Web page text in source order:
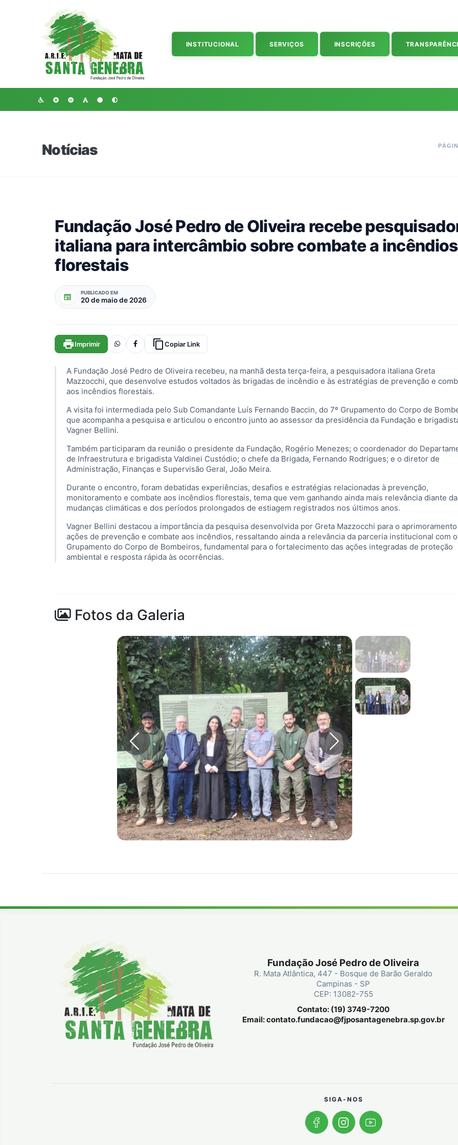
INSTITUCIONAL SERVIÇOS INSCRIÇÕES
Notícias
Fundação José Pedro de Oliveira recebe
italiana para intercâmbio sobre combate a incêndios
florestais
newspaper
PUBLICADO EM
20 de maio de 2026
print Imprimir content_copyCopiar Link
A Fundação José Pedro de Oliveira recebeu, na manhã desta terça-feira, a pesquisadora italiana Greta
Mazzocchi, que desenvolve estudos voltados às brigadas de incêndio e às estratégias de prevenção e
aos incêndios florestais.
A visita foi intermediada pelo Sub Comandante Luís Fernando Baccin, do 7º Grupamento do Corpo de
que acompanha a pesquisa e articulou o encontro junto ao assessor da presidência da Fundação e
Vagner Bellini.
Também participaram da reunião o presidente da Fundação, Rogério Menezes; o coordenador do
de Infraestrutura e brigadista Valdinei Custódio; o chefe da Brigada, Fernando Rodrigues; e o diretor de
Administração, Finanças e Supervisão Geral, João Meira.
Durante o encontro, foram debatidas experiências, desafios e estratégias relacionadas à prevenção,
monitoramento e combate aos incêndios florestais, tema que vem ganhando ainda mais relevância diante
mudanças climáticas e dos períodos prolongados de estiagem registrados nos últimos anos.
Vagner Bellini destacou a importância da pesquisa desenvolvida por Greta Mazzocchi para o aprimoramento
ações de prevenção e combate aos incêndios, ressaltando ainda a relevância da parceria institucional com o
Grupamento do Corpo de Bombeiros, fundamental para o fortalecimento das ações integradas de proteção
ambiental e resposta rápida às ocorrências.
Fotos da Galeria
Fundação José Pedro de Oliveira
R. Mata Atlântica, 447 - Bosque de Barão Geraldo
Campinas - SP
CEP: 13082-755
Contato: (19) 3749-7200
Email:contato.fundacao@fjposantagenebra.sp.gov.br
SIGA-NOS